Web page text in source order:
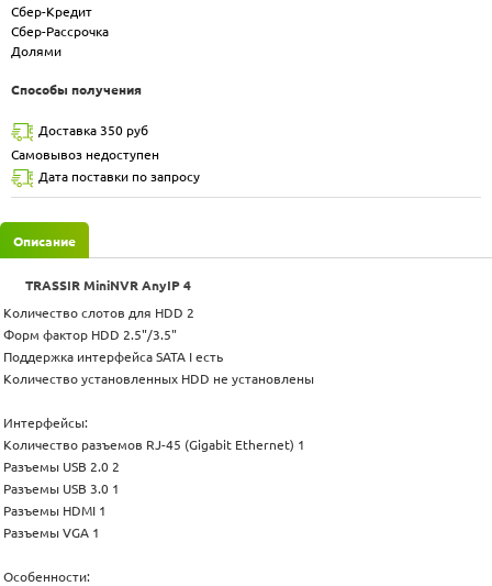
Сбер-Кредит
Сбер-Рассрочка
Долями
Способы получения
Доставка 350 руб
Самовывоз недоступен
Дата поставки по запросу
Описание
TRASSIR MiniNVR AnyIP 4
Количество слотов для HDD 2
Форм фактор HDD 2.5"/3.5"
Поддержка интерфейса SATA I есть
Количество установленных HDD не установлены
Интерфейсы:
Количество разъемов RJ-45 (Gigabit Ethernet) 1
Разъемы USB 2.0 2
Разъемы USB 3.0 1
Разъемы HDMI 1
Разъемы VGA 1
Особенности: